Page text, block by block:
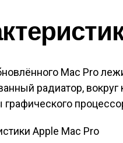
Mac Pro
радиатор,
графического